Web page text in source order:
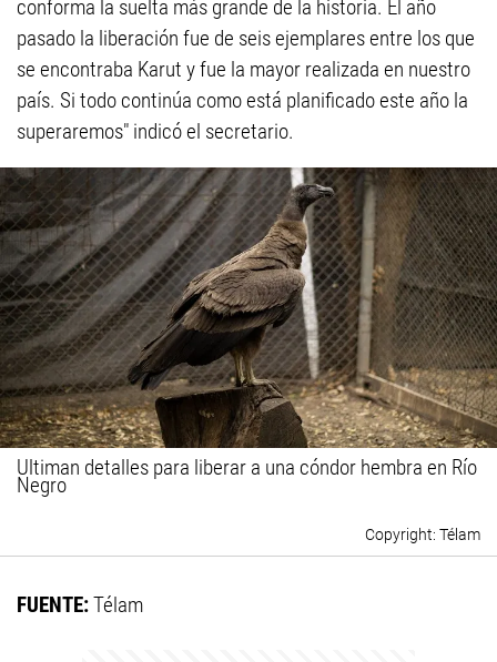
conforma la suelta más grande de la historia. El año
pasado la liberación fue de seis ejemplares entre los que
se encontraba Karut y fue la mayor realizada en nuestro
país. Si todo continúa como está planificado este año la
superaremos" indicó el secretario.
Ultiman detalles para liberar a una cóndor hembra en Río
Negro
Télam
FUENTE:Télam